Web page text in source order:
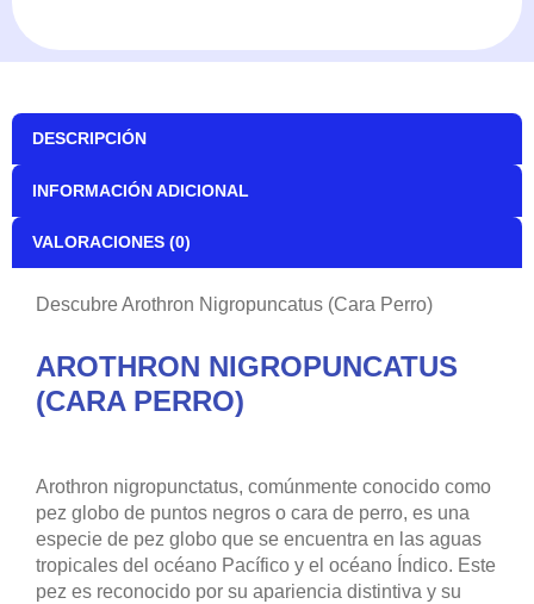
DESCRIPCIÓN
INFORMACIÓN ADICIONAL
VALORACIONES (0)
Descubre Arothron Nigropuncatus (Cara Perro)
AROTHRON NIGROPUNCATUS
(CARA PERRO)
Arothron nigropunctatus, comúnmente conocido como
pez globo de puntos negros o cara de perro, es una
especie de pez globo que se encuentra en las aguas
tropicales del océano Pacífico y el océano Índico. Este
pez es reconocido por su apariencia distintiva y su